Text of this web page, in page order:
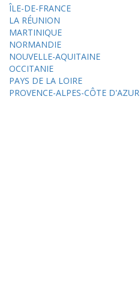
ÎLE-DE-FRANCE
LA RÉUNION
MARTINIQUE
NORMANDIE
NOUVELLE-AQUITAINE
OCCITANIE
PAYS DE LA LOIRE
PROVENCE-ALPES-CÔTE D'AZUR